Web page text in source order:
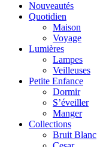
Nouveautés
Quotidien
Maison
Voyage
Lumières
Lampes
Veilleuses
Petite Enfance
Dormir
S’éveiller
Manger
Collections
Bruit Blanc